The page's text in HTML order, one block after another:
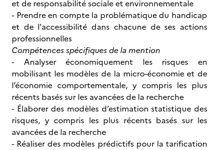
et de responsabilité sociale et environnementale
- Prendre en compte la problématique du handicap
et de l'accessibilité dans chacune de ses actions
professionnelles
Compétences spécifiques de la mention
- Analyser économiquement les risques en
mobilisant les modèles de la micro-économie et de
l’économie comportementale, y compris les plus
récents basés sur les avancées de la recherche
- Élaborer des modèles d’estimation statistique des
risques, y compris les plus récents basés sur les
avancées de la recherche
- Réaliser des modèles prédictifs pour la tarification